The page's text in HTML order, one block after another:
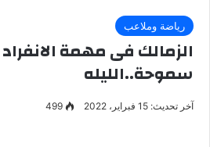
رياضة وملاعب
الزمالك فى مهمة
سموحة..الليله
آخر تحديث: 15 فبراير، 2022 499